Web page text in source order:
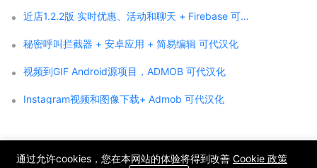
近店1.2.2版 实时优惠、活动和聊天 + Firebase 可代汉化
秘密呼叫拦截器 + 安卓应用 + 简易编辑 可代汉化
视频到GIF Android源项目，ADMOB 可代汉化
Instagram视频和图像下载+ Admob 可代汉化
Copyright © 2021 WPCMF all rights reserved. Powered by WPCMF .
通过允许cookies，您在本网站的体验将得到改善 Cookie 政策